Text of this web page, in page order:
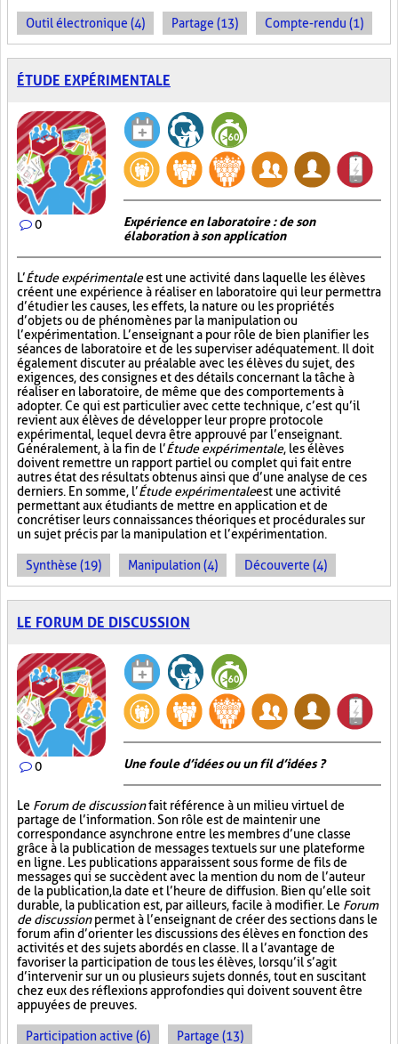
Outil électronique (4) Partage (13) Compte-rendu (1)
ÉTUDE EXPÉRIMENTALE
0
Expérience en laboratoire : de son
élaboration à son application
L’Étude expérimentaleest une activité dans laquelle les élèves
créent une expérience à réaliser en laboratoire qui leur permettra
d’étudier les causes, les effets, la nature ou les propriétés
d’objets ou de phénomènes par la manipulation ou
l’expérimentation. L’enseignant a pour rôle de bien planifier les
séances de laboratoire et de les superviser adéquatement. Il doit
également discuter au préalable avec les élèves du sujet, des
exigences, des consignes et des détails concernant la tâche à
réaliser en laboratoire, de même que des comportements à
adopter. Ce qui est particulier avec cette technique, c’est qu’il
revient aux élèves de développer leur propre protocole
expérimental, lequel devra être approuvé par l’enseignant.
Généralement, à la fin de l’Étude expérimentale, les élèves
doivent remettre un rapport partiel ou complet qui fait entre
autres état des résultats obtenus ainsi que d’une analyse de ces
derniers. En somme, l’Étude expérimentaleest une activité
permettant aux étudiants de mettre en application et de
concrétiser leurs connaissances théoriques et procédurales sur
un sujet précis par la manipulation et l’expérimentation.
Synthèse (19) Manipulation (4) Découverte (4)
LE FORUM DE DISCUSSION
0 Une foule d’idées ou un fil d’idées ?
Le Forum de discussionfait référence à un milieu virtuel de
partage de l’information. Son rôle est de maintenir une
correspondance asynchrone entre les membres d’une classe
grâce à la publication de messages textuels sur une plateforme
en ligne. Les publications apparaissent sous forme de fils de
messages qui se succèdent avec la mention du nom de l’auteur
de la publication, la date et l’heure de diffusion. Bien qu’elle soit
durable, la publication est, par ailleurs, facile à modifier. Le Forum
de discussionpermet à l’enseignant de créer des sections dans le
forum afin d’orienter les discussions des élèves en fonction des
activités et des sujets abordés en classe. Il a l’avantage de
favoriser la participation de tous les élèves, lorsqu’il s’agit
d’intervenir sur un ou plusieurs sujets donnés, tout en suscitant
chez eux des réflexions approfondies qui doivent souvent être
appuyées de preuves.
Participation active (6) Partage (13)